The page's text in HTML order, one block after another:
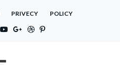
PRIVECY POLICY